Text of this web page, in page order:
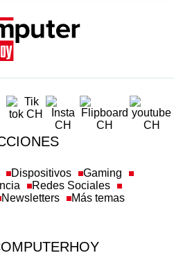
Dispositivos
Gaming
Redes Sociales
Newsletters Más temas